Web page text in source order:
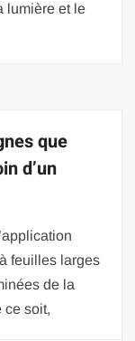
lumière et le
que
d’un
feuilles larges
de la
ce soit,